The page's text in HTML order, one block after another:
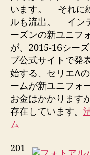
います。 それに
ルも流出。 イン
ーズンの新ユニフ
が、2015-16シー
ブ公式サイトで発
始する、セリエA
ームが新ユニフォ
お金はかかります
存在しています。
ム
201